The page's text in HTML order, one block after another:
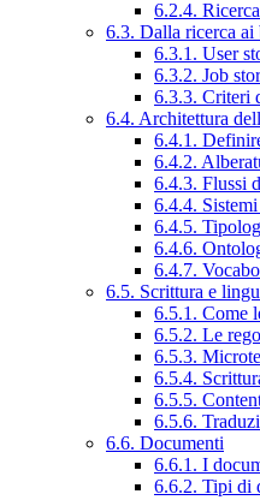
6.2.4.
6.3. Dalla ricerca
6.3.1. User
6.3.2. Job
6.3.3. Criteri
6.4. Architettura
6.4.1.
6.4.2.
6.4.3. Flussi
6.4.4.
6.4.5.
6.4.6.
6.4.7.
6.5. Scrittura e
6.5.1. Come
6.5.2. Le
6.5.3.
6.5.4.
6.5.5.
6.5.6.
6.6. Documenti
6.6.1. I
6.6.2. Tipi di